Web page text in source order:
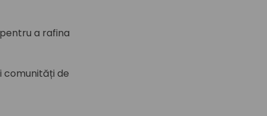
a rafina
comunități de